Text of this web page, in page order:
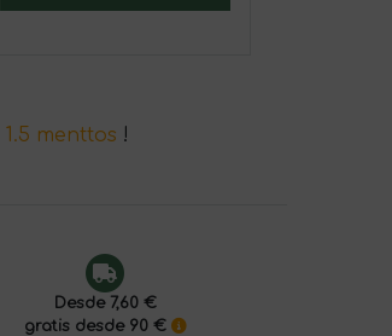
1.5 menttos !
Desde 7,60 €
gratis desde 90 €